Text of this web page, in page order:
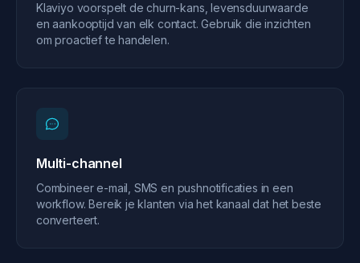
Klaviyo voorspelt de churn-kans, levensduurwaarde
en aankooptijd van elk contact. Gebruik die inzichten
om proactief te handelen.
Multi-channel
Combineer e-mail, SMS en pushnotificaties in een
workflow. Bereik je klanten via het kanaal dat het beste
converteert.